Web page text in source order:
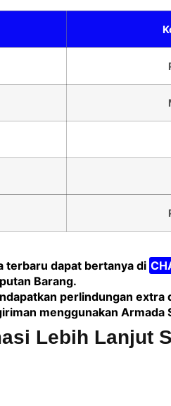
terbaru dapat bertanya di
Barang.
perlindungan extra
menggunakan Armada
Lebih Lanjut